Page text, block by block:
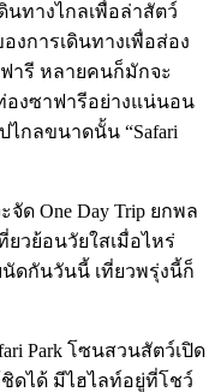
ทางไกลเพื่อล่าสัตว์
การเดินทางเพื่อส่อง
ารี หลายคนก็มักจะ
งซาฟารีอย่างแน่นอน
กลขนาดนั้น “Safari
ด One Day Trip ยกพล
วย้อนวัยใสเมื่อไหร่
นัดกันวันนี้ เที่ยวพรุ่งนี้ก็
Park โซนสวนสัตว์เปิด
ดได้ มีไฮไลท์อยู่ที่โชว์